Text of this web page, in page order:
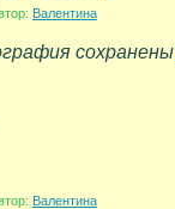
Валентина
сохранены
Валентина